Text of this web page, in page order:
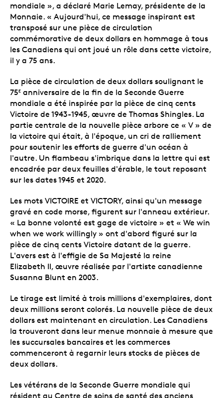
mondiale », a déclaré Marie Lemay, présidente de la
Monnaie. « Aujourd'hui, ce message inspirant est
transposé sur une pièce de circulation
commémorative de deux dollars en hommage à tous
les Canadiens qui ont joué un rôle dans cette victoire,
il y a 75 ans.
La pièce de circulation de deux dollars soulignant le
75E anniversaire de la fin de la Seconde Guerre
mondiale a été inspirée par la pièce de cinq cents
Victoire de 1943-1945, œuvre de Thomas Shingles. La
partie centrale de la nouvelle pièce arbore ce « V » de
la victoire qui était, à l'époque, un cri de ralliement
pour soutenir les efforts de guerre d'un océan à
l'autre. Un flambeau s'imbrique dans la lettre qui est
encadrée par deux feuilles d'érable, le tout reposant
sur les dates 1945 et 2020.
Les mots VICTOIRE et VICTORY, ainsi qu'un message
gravé en code morse, figurent sur l'anneau extérieur.
« La bonne volonté est gage de victoire » et « We win
when we work willingly » ont d'abord figuré sur la
pièce de cinq cents Victoire datant de la guerre.
L'avers est à l'effigie de Sa Majesté la reine
Elizabeth II, œuvre réalisée par l'artiste canadienne
Susanna Blunt en 2003.
Le tirage est limité à trois millions d'exemplaires, dont
deux millions seront colorés. La nouvelle pièce de deux
dollars est maintenant en circulation. Les Canadiens
la trouveront dans leur menue monnaie à mesure que
les succursales bancaires et les commerces
commenceront à regarnir leurs stocks de pièces de
deux dollars.
Les vétérans de la Seconde Guerre mondiale qui
résident au Centre de soins de santé des anciens